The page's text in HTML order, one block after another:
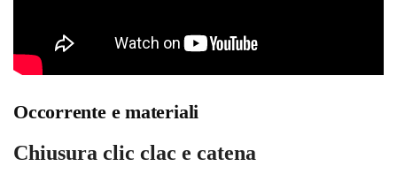
Occorrente e materiali
Chiusura clic clac e catena